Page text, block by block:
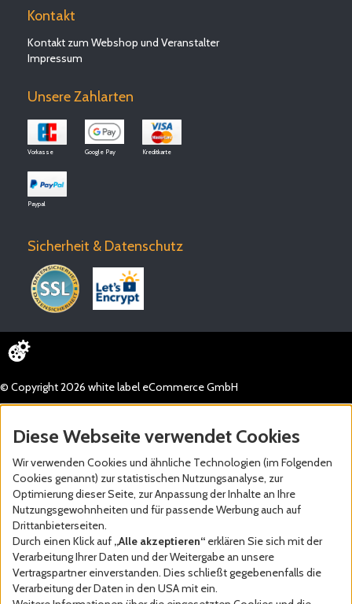
Kontakt
Kontakt zum Webshop und Veranstalter
Impressum
Unsere Zahlarten
Vorkasse Google Pay Kreditkarte
Paypal
Sicherheit & Datenschutz
© Copyright 2026 white label eCommerce GmbH
Diese Webseite verwendet Cookies
Wir verwenden Cookies und ähnliche Technologien (im Folgenden
Cookies genannt) zur statistischen Nutzungsanalyse, zur
Optimierung dieser Seite, zur Anpassung der Inhalte an Ihre
Nutzungsgewohnheiten und für passende Werbung auch auf
Drittanbieterseiten.
Durch einen Klick auf „Alle akzeptieren“ erklären Sie sich mit der
Verarbeitung Ihrer Daten und der Weitergabe an unsere
Vertragspartner einverstanden. Dies schließt gegebenenfalls die
Verarbeitung der Daten in den USA mit ein.